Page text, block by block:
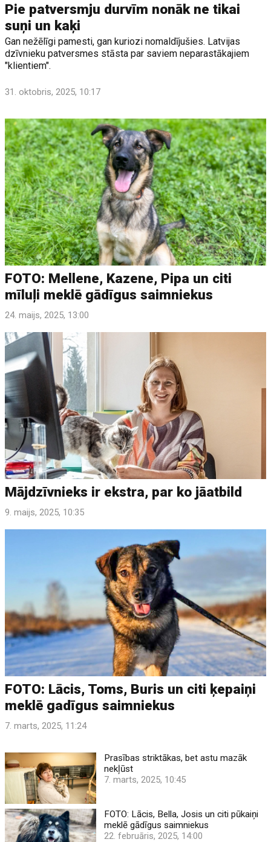
Pie patversmju durvīm nonāk ne tikai
suņi un kaķi
Gan nežēlīgi pamesti, gan kuriozi nomaldījušies. Latvijas
dzīvnieku patversmes stāsta par saviem neparastākajiem
"klientiem".
31. oktobris, 2025, 10:17
FOTO: Mellene, Kazene, Pipa un citi
mīluļi meklē gādīgus saimniekus
24. maijs, 2025, 13:00
Mājdzīvnieks ir ekstra, par ko jāatbild
9. maijs, 2025, 10:35
FOTO: Lācis, Toms, Buris un citi ķepaiņi
meklē gadīgus saimniekus
7. marts, 2025, 11:24
Prasības striktākas, bet astu mazāk
nekļūst
7. marts, 2025, 10:45
FOTO: Lācis, Bella, Josis un citi pūkaiņi
meklē gādīgus saimniekus
22. februāris, 2025, 14:00